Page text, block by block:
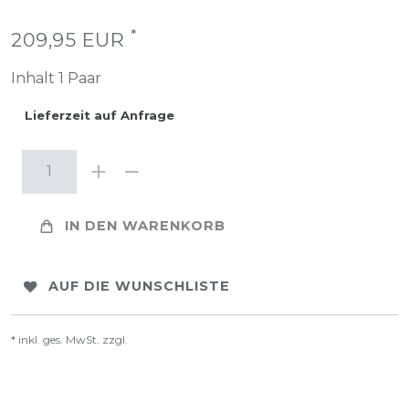
209,95 EUR *
Inhalt 1 Paar
Lieferzeit auf Anfrage
IN DEN WARENKORB
AUF DIE WUNSCHLISTE
* inkl. ges. MwSt. zzgl.